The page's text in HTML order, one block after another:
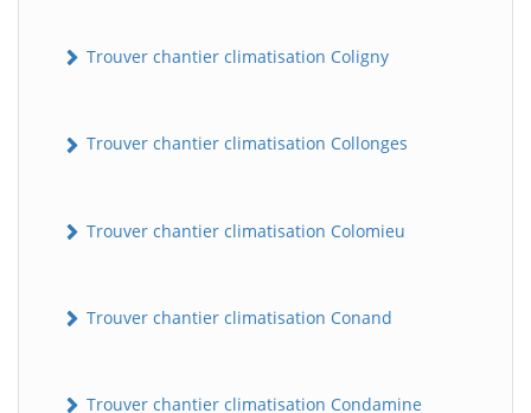
Trouver chantier climatisation Coligny
Trouver chantier climatisation Collonges
Trouver chantier climatisation Colomieu
Trouver chantier climatisation Conand
Trouver chantier climatisation Condamine
BatiWebPro